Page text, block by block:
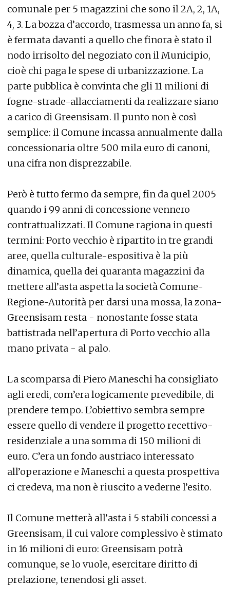
comunale per 5 magazzini che sono il 2A, 2, 1A,
4, 3. La bozza d’accordo, trasmessa un anno fa, si
è fermata davanti a quello che finora è stato il
nodo irrisolto del negoziato con il Municipio,
cioè chi paga le spese di urbanizzazione. La
parte pubblica è convinta che gli 11 milioni di
fogne-strade-allacciamenti da realizzare siano
a carico di Greensisam. Il punto non è così
semplice: il Comune incassa annualmente dalla
concessionaria oltre 500 mila euro di canoni,
una cifra non disprezzabile.
Però è tutto fermo da sempre, fin da quel 2005
quando i 99 anni di concessione vennero
contrattualizzati. Il Comune ragiona in questi
termini: Porto vecchio è ripartito in tre grandi
aree, quella culturale-espositiva è la più
dinamica, quella dei quaranta magazzini da
mettere all’asta aspetta la società Comune-
Regione-Autorità per darsi una mossa, la zona-
Greensisam resta - nonostante fosse stata
battistrada nell’apertura di Porto vecchio alla
mano privata - al palo.
La scomparsa di Piero Maneschi ha consigliato
agli eredi, com’era logicamente prevedibile, di
prendere tempo. L’obiettivo sembra sempre
essere quello di vendere il progetto recettivo-
residenziale a una somma di 150 milioni di
euro. C’era un fondo austriaco interessato
all’operazione e Maneschi a questa prospettiva
ci credeva, ma non è riuscito a vederne l’esito.
Il Comune metterà all’asta i 5 stabili concessi a
Greensisam, il cui valore complessivo è stimato
in 16 milioni di euro: Greensisam potrà
comunque, se lo vuole, esercitare diritto di
prelazione, tenendosi gli asset.